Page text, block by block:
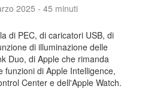
2025 - 45 minuti
di PEC, di caricatori USB, di
di illuminazione delle
Duo, di Apple che rimanda
funzioni di Apple Intelligence,
Center e dell'Apple Watch.